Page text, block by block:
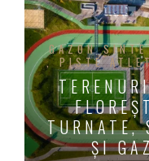
GAZON
PISTE
TURNATE,
ȘI